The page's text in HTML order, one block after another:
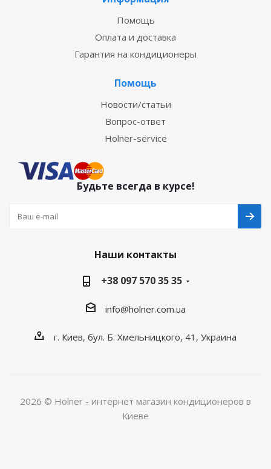
Помощь
Оплата и доставка
Гарантия на кондиционеры
Помощь
Новости/статьи
Вопрос-ответ
Holner-service
Будьте всегда в курсе!
Наши контакты
+38 097 570 35 35
info@holner.com.ua
г. Киев, бул. Б. Хмельницкого, 41, Украина
2026 © Holner - интернет магазин кондиционеров в
Киеве